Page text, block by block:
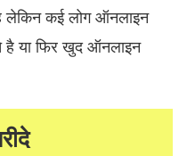
लेकिन कई लोग ऑनलाइन
है या फिर खुद ऑनलाइन